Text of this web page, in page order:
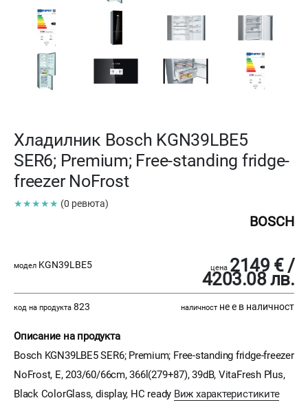
Хладилник Bosch KGN39LBE5
SER6; Premium; Free-standing fridge-
freezer NoFrost
★★★★★ (0 ревюта)
BOSCH
модел KGN39LBE5 цена 2149 € /
4203.08 лв.
код на продукта 823 наличност не е в наличност
Описание на продукта
Bosch KGN39LBE5 SER6; Premium; Free-standing fridge-freezer
NoFrost, E, 203/60/66cm, 366l(279+87), 39dB, VitaFresh Plus,
Black ColorGlass, display, HC ready Виж характеристиките